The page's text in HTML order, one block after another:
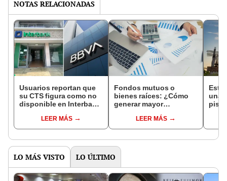
NOTAS RELACIONADAS
Usuarios reportan que
su CTS figura como no
disponible en Interbank
LEER MÁS
Fondos mutuos o
bienes raíces: ¿Cómo
generar mayor
LEER MÁS
Esto
una
LO MÁS VISTO LO ÚLTIMO